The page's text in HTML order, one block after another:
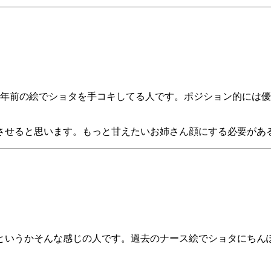
前の絵でショタを手コキしてる人です。ポジション的には
ると思います。もっと甘えたいお姉さん顔にする必要があ
うかそんな感じの人です。過去のナース絵でショタにち